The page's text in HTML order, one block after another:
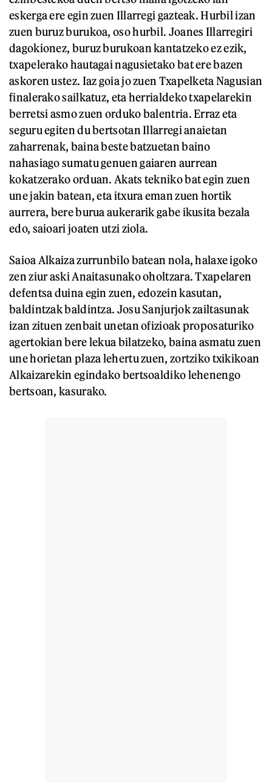
eskerga ere egin zuen Illarregi gazteak. Hurbil izan
zuen buruz burukoa, oso hurbil. Joanes Illarregiri
dagokionez, buruz burukoan kantatzeko ez ezik,
txapelerako hautagai nagusietako bat ere bazen
askoren ustez. Iaz goia jo zuen Txapelketa Nagusian
finalerako sailkatuz, eta herrialdeko txapelarekin
berretsi asmo zuen orduko balentria. Erraz eta
seguru egiten du bertsotan Illarregi anaietan
zaharrenak, baina beste batzuetan baino
nahasiago sumatu genuen gaiaren aurrean
kokatzerako orduan. Akats tekniko bat egin zuen
une jakin batean, eta itxura eman zuen hortik
aurrera, bere burua aukerarik gabe ikusita bezala
edo, saioari joaten utzi ziola.
Saioa Alkaiza zurrunbilo batean nola, halaxe igoko
zen ziur aski Anaitasunako oholtzara. Txapelaren
defentsa duina egin zuen, edozein kasutan,
baldintzak baldintza. Josu Sanjurjok zailtasunak
izan zituen zenbait unetan ofizioak proposaturiko
agertokian bere lekua bilatzeko, baina asmatu zuen
une horietan plaza lehertu zuen, zortziko txikikoan
Alkaizarekin egindako bertsoaldiko lehenengo
bertsoan, kasurako.